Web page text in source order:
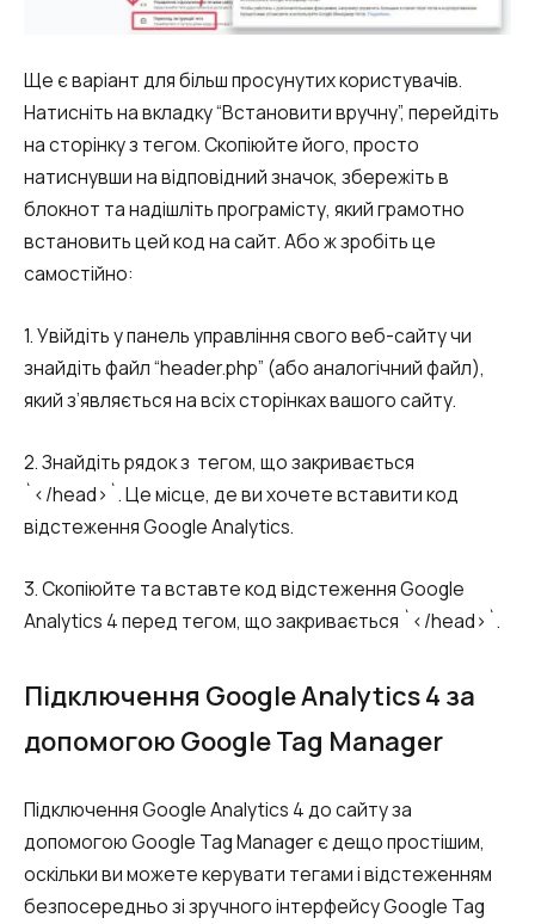
Телефонна аналітика для бізнесу
Ще є варіант для більш просунутих користувачів.
Натисніть на вкладку “Встановити вручну”, перейдіть
на сторінку з тегом. Скопіюйте його, просто
натиснувши на відповідний значок, збережіть в
блокнот та надішліть програмісту, який грамотно
встановить цей код на сайт. Або ж зробіть це
самостійно:
1. Увійдіть у панель управління свого веб-сайту чи
знайдіть файл “header.php” (або аналогічний файл),
який з’являється на всіх сторінках вашого сайту.
2. Знайдіть рядок з тегом, що закривається
`</head>`. Це місце, де ви хочете вставити код
відстеження Google Analytics.
3. Скопіюйте та вставте код відстеження Google
Analytics 4 перед тегом, що закривається `</head>`.
Підключення Google Analytics 4 за
допомогою Google Tag Manager
Підключення Google Analytics 4 до сайту за
допомогою Google Tag Manager є дещо простішим,
оскільки ви можете керувати тегами і відстеженням
безпосередньо зі зручного інтерфейсу Google Tag